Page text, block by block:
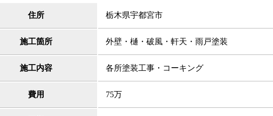
住所 栃木県宇都宮市
施工箇所 外壁・樋・破風・軒天・雨戸塗装
施工内容 各所塗装工事・コーキング
費用 75万